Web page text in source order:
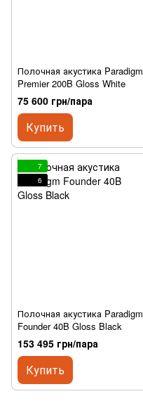
Полочная акустика Paradigm
Premier 200B Gloss White
75 600 грн/пара
Купить
7
6
Полочная акустика Paradigm
Founder 40B Gloss Black
153 495 грн/пара
Купить